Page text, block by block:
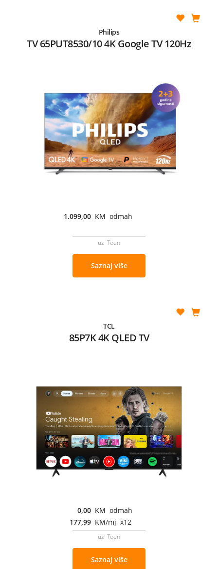
Philips
TV 65PUT8530/10 4K Google TV 120Hz
1.099,00 KM odmah
uz Teen
Saznaj više
TCL
85P7K 4K QLED TV
0,00 KM odmah
177,99 KM/mj x12
uz Teen
Saznaj više